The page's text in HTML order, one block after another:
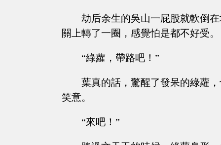
劫后余生的吳山一屁股就軟倒
關上轉了一圈，感覺怕是都不好受。
“綠蘿，帶路吧！”
葉真的話，驚醒了發呆的綠蘿
笑意。
“來吧！”